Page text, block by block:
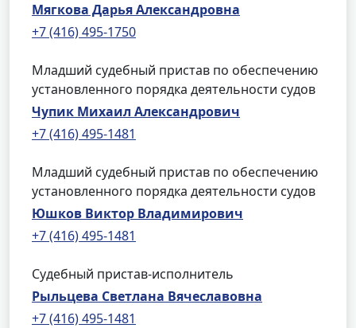
Мягкова Дарья Александровна
+7 (416) 495-1750
Младший судебный пристав по обеспечению
установленного порядка деятельности судов
Чупик Михаил Александрович
+7 (416) 495-1481
Младший судебный пристав по обеспечению
установленного порядка деятельности судов
Юшков Виктор Владимирович
+7 (416) 495-1481
Судебный пристав-исполнитель
Рыльцева Светлана Вячеславовна
+7 (416) 495-1481